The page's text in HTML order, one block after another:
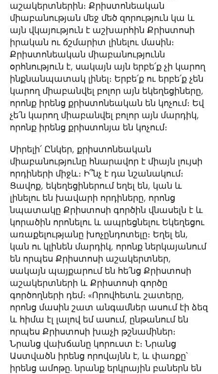
աշակերտներին։ Քրիստոնեական
միաբանության մեջ մեծ զորություն կա և
այն վկայություն է աշխարհին Քրիստոսի
իրական ու ճշմարիտ լինելու մասին։
Քրիստոնեական միաբանությունն
օրհնություն է, սակայն այն երբե՛ք չի կարող
ինքնանպատակ լինել։ Երբե՛ք ու երբե՛ք չեն
կարող միաբանվել բոլոր այն եկեղեցիները,
որոնք իրենց քրիստոնեական են կոչում։ Եվ
չե՛ն կարող միաբանվել բոլոր այն մարդիկ,
որոնք իրենց քրիստոնյա են կոչում։
Սիրելի՛ Ընկեր, քրիստոնեական
միաբանությունը հնարավոր է միայն լույսի
որդիների միջև։ Ի՞նչ է դա նշանակում։
Ցավոք, եկեղեցիներում եղել են, կան և
լինելու են խավարի որդիները, որոնց
նպատակը Քրիստոսի գործին վնասելն է և
կորածին որոնելու և ապրեցնելու Եկեղեցու
առաքելությանը խոչընդոտելը։ Եղել են,
կան ու կլինեն մարդիկ, որոնք ներկայանում
են որպես Քրիստոսի աշակերտներ,
սակայն պայքարում են հե՛նց Քրիստոսի
աշակերտների և Քրիստոսի գործը
գործողների դեմ։ «Որովհետև շատերը,
որոնց մասին շատ անգամներ ասում էի ձեզ
և հիմա էլ լալով եմ ասում, ընթանում են
որպես Քրիստոսի խաչի թշնամիներ։
Նրանց վախճանը կորուստ է։ Նրանց
Աստվածն իրենց որովայնն է, և փառքը՝
իրենց ամոթը. նրանք երկրային բաներն են